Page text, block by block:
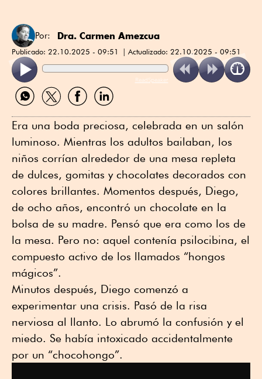
Por: Dra. Carmen Amezcua
Publicado: 22.10.2025 - 09:51 Actualizado: 22.10.2025 - 09:51
ReadSpeaker
Compartir
por
Compartir
por
Compartir
por
Compartir
por
Era una boda preciosa, celebrada en un salón
luminoso. Mientras los adultos bailaban, los
niños corrían alrededor de una mesa repleta
de dulces, gomitas y chocolates decorados con
colores brillantes. Momentos después, Diego,
de ocho años, encontró un chocolate en la
bolsa de su madre. Pensó que era como los de
la mesa. Pero no: aquel contenía psilocibina, el
compuesto activo de los llamados “hongos
mágicos”.
Minutos después, Diego comenzó a
experimentar una crisis. Pasó de la risa
nerviosa al llanto. Lo abrumó la confusión y el
miedo. Se había intoxicado accidentalmente
por un “chocohongo”.